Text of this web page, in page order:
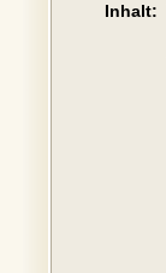
Inhalt: